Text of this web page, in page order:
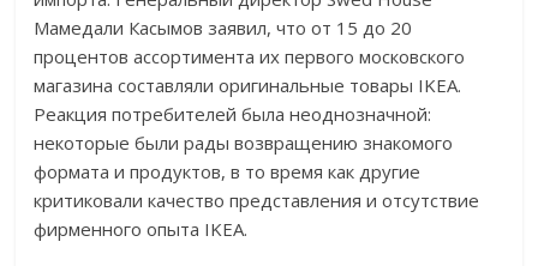
Мамедали Касымов заявил, что от 15 до 20
процентов ассортимента их первого московского
магазина составляли оригинальные товары IKEA.
Реакция потребителей была неоднозначной:
некоторые были рады возвращению знакомого
формата и продуктов, в то время как другие
критиковали качество представления и отсутствие
фирменного опыта IKEA.